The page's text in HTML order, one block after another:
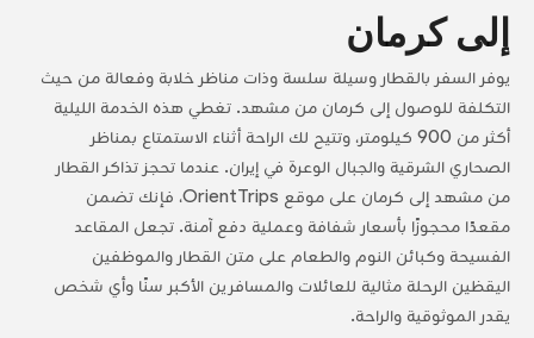
إلى كرمان
يوفر السفر بالقطار وسيلة سلسة وذات مناظر خلابة وفعالة من حيث
التكلفة للوصول إلى كرمان من مشهد. تغطي هذه الخدمة الليلية
أكثر من 900 كيلومتر، وتتيح لك الراحة أثناء الاستمتاع بمناظر
الصحاري الشرقية والجبال الوعرة في إيران. عندما تحجز تذاكر القطار
من مشهد إلى كرمان على موقع OrientTrips، فإنك تضمن
مقعدًا محجوزًا بأسعار شفافة وعملية دفع آمنة. تجعل المقاعد
الفسيحة وكبائن النوم والطعام على متن القطار والموظفين
اليقظين الرحلة مثالية للعائلات والمسافرين الأكبر سنًا وأي شخص
يقدر الموثوقية والراحة.